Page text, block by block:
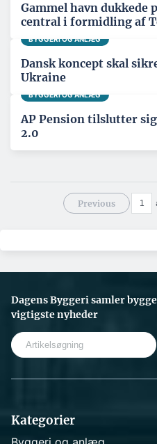
Gammel havn
central i formidling af
BYGGERI OG ANLÆG
Dansk koncept skal
Ukraine
BYGGERI OG ANLÆG
AP Pension tilslutter
2.0
Previous
Dagens Byggeri samler
vigtigste nyheder
Kategorier